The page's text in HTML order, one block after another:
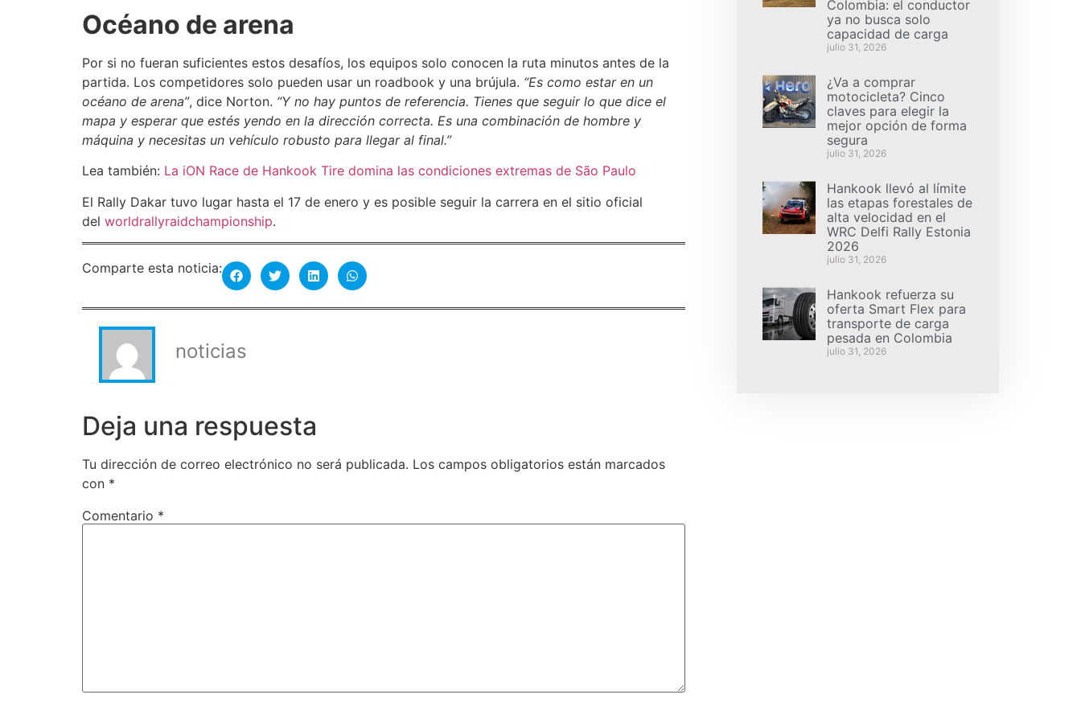
Océano de arena
Por si no fueran suficientes estos desafíos, los equipos solo conocen la ruta minutos antes de la
partida. Los competidores solo pueden usar un roadbook y una brújula. “Es como estar en un
océano de arena”, dice Norton. “Y no hay puntos de referencia. Tienes que seguir lo que dice el
mapa y esperar que estés yendo en la dirección correcta. Es una combinación de hombre y
máquina y necesitas un vehículo robusto para llegar al final.”
Lea también: La iON Race de Hankook Tire domina las condiciones extremas de São Paulo
El Rally Dakar tuvo lugar hasta el 17 de enero y es posible seguir la carrera en el sitio oficial
del worldrallyraidchampionship.
Comparte esta noticia:
noticias
Deja una respuesta
Tu dirección de correo electrónico no será publicada. Los campos obligatorios están marcados
con *
Comentario *
Colombia: el conductor
ya no busca solo
capacidad de carga
julio 31, 2026
¿Va a comprar
motocicleta? Cinco
claves para elegir la
mejor opción de forma
segura
julio 31, 2026
Hankook llevó al límite
las etapas forestales de
alta velocidad en el
WRC Delfi Rally Estonia
2026
julio 31, 2026
Hankook refuerza su
oferta Smart Flex para
transporte de carga
pesada en Colombia
julio 31, 2026